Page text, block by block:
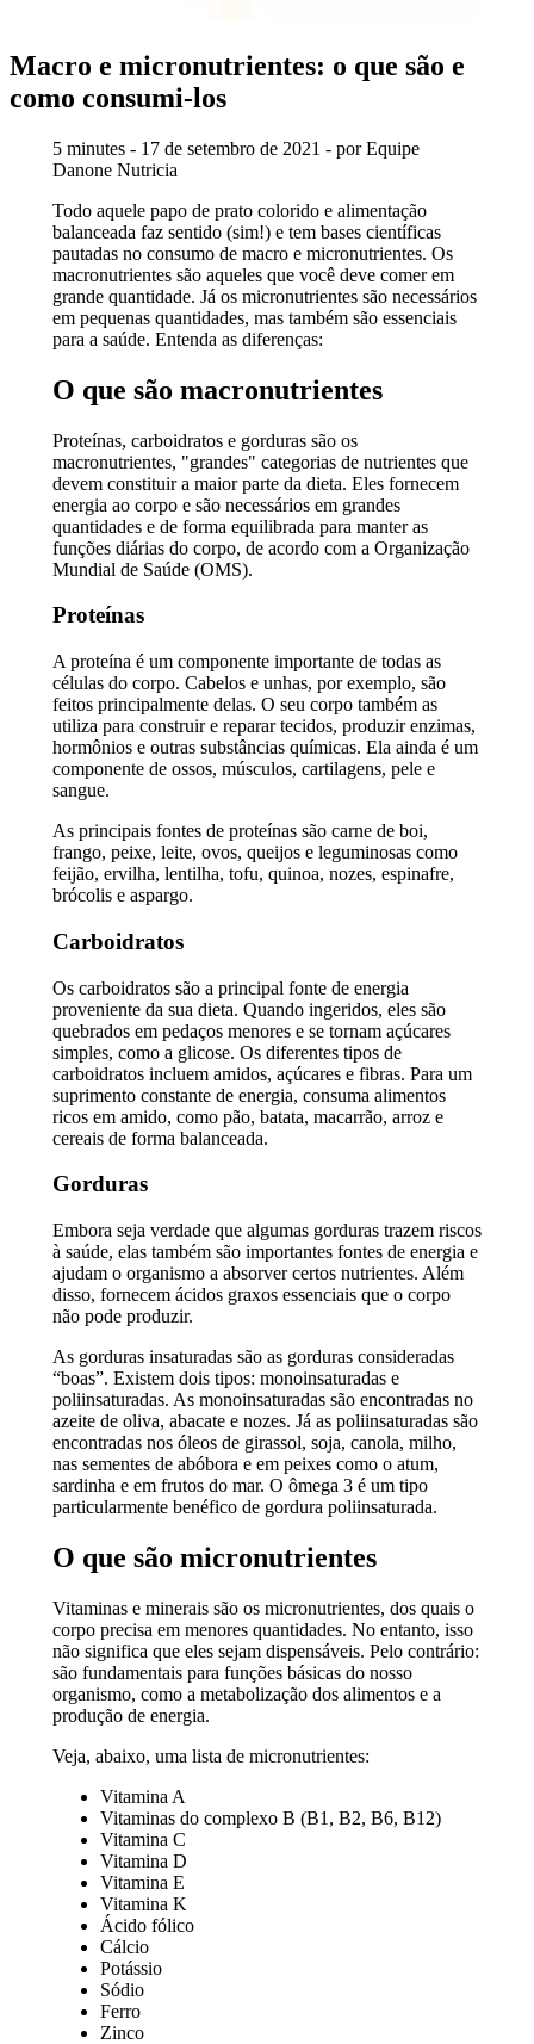
Macro e micronutrientes: o que são e
como consumi-los
5 minutes - 17 de setembro de 2021 - por Equipe
Danone Nutricia
Todo aquele papo de prato colorido e alimentação
balanceada faz sentido (sim!) e tem bases científicas
pautadas no consumo de macro e micronutrientes. Os
macronutrientes são aqueles que você deve comer em
grande quantidade. Já os micronutrientes são necessários
em pequenas quantidades, mas também são essenciais
para a saúde. Entenda as diferenças:
O que são macronutrientes
Proteínas, carboidratos e gorduras são os
macronutrientes, "grandes" categorias de nutrientes que
devem constituir a maior parte da dieta. Eles fornecem
energia ao corpo e são necessários em grandes
quantidades e de forma equilibrada para manter as
funções diárias do corpo, de acordo com a Organização
Mundial de Saúde (OMS).
Proteínas
A proteína é um componente importante de todas as
células do corpo. Cabelos e unhas, por exemplo, são
feitos principalmente delas. O seu corpo também as
utiliza para construir e reparar tecidos, produzir enzimas,
hormônios e outras substâncias químicas. Ela ainda é um
componente de ossos, músculos, cartilagens, pele e
sangue.
As principais fontes de proteínas são carne de boi,
frango, peixe, leite, ovos, queijos e leguminosas como
feijão, ervilha, lentilha, tofu, quinoa, nozes, espinafre,
brócolis e aspargo.
Carboidratos
Os carboidratos são a principal fonte de energia
proveniente da sua dieta. Quando ingeridos, eles são
quebrados em pedaços menores e se tornam açúcares
simples, como a glicose. Os diferentes tipos de
carboidratos incluem amidos, açúcares e fibras. Para um
suprimento constante de energia, consuma alimentos
ricos em amido, como pão, batata, macarrão, arroz e
cereais de forma balanceada.
Gorduras
Embora seja verdade que algumas gorduras trazem riscos
à saúde, elas também são importantes fontes de energia e
ajudam o organismo a absorver certos nutrientes. Além
disso, fornecem ácidos graxos essenciais que o corpo
não pode produzir.
As gorduras insaturadas são as gorduras consideradas
“boas”. Existem dois tipos: monoinsaturadas e
poliinsaturadas. As monoinsaturadas são encontradas no
azeite de oliva, abacate e nozes. Já as poliinsaturadas são
encontradas nos óleos de girassol, soja, canola, milho,
nas sementes de abóbora e em peixes como o atum,
sardinha e em frutos do mar. O ômega 3 é um tipo
particularmente benéfico de gordura poliinsaturada.
O que são micronutrientes
Vitaminas e minerais são os micronutrientes, dos quais o
corpo precisa em menores quantidades. No entanto, isso
não significa que eles sejam dispensáveis. Pelo contrário:
são fundamentais para funções básicas do nosso
organismo, como a metabolização dos alimentos e a
produção de energia.
Veja, abaixo, uma lista de micronutrientes:
Vitamina A
Vitaminas do complexo B (B1, B2, B6, B12)
Vitamina C
Vitamina D
Vitamina E
Vitamina K
Ácido fólico
Cálcio
Potássio
Sódio
Ferro
Zinco